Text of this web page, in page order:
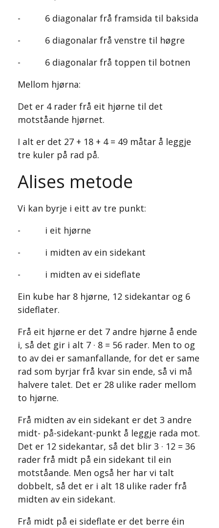
- 6 diagonalar frå framsida til baksida
- 6 diagonalar frå venstre til høgre
- 6 diagonalar frå toppen til botnen
Mellom hjørna:
Det er 4 rader frå eit hjørne til det
motståande hjørnet.
I alt er det 27 + 18 + 4 = 49 måtar å leggje
tre kuler på rad på.
Alises metode
Vi kan byrje i eitt av tre punkt:
- i eit hjørne
- i midten av ein sidekant
- i midten av ei sideflate
Ein kube har 8 hjørne, 12 sidekantar og 6
sideflater.
Frå eit hjørne er det 7 andre hjørne å ende
i, så det gir i alt 7 · 8 = 56 rader. Men to og
to av dei er samanfallande, for det er same
rad som byrjar frå kvar sin ende, så vi må
halvere talet. Det er 28 ulike rader mellom
to hjørne.
Frå midten av ein sidekant er det 3 andre
midt- på-sidekant-punkt å leggje rada mot.
Det er 12 sidekantar, så det blir 3 · 12 = 36
rader frå midt på ein sidekant til ein
motståande. Men også her har vi talt
dobbelt, så det er i alt 18 ulike rader frå
midten av ein sidekant.
Frå midt på ei sideflate er det berre éin